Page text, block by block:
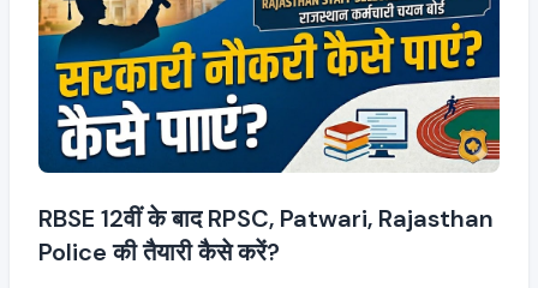
RBSE 12वीं के बाद RPSC, Patwari, Rajasthan
Police की तैयारी कैसे करें?